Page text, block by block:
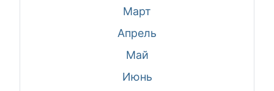
Март
Апрель
Май
Июнь